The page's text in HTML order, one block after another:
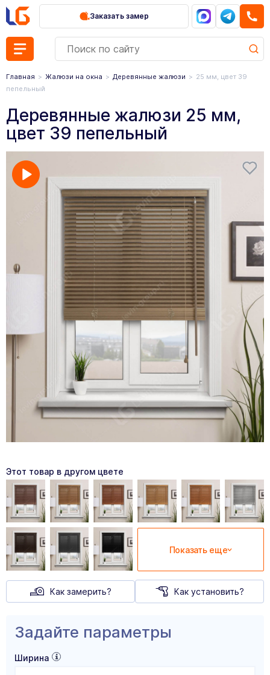
Заказать замер
Главная Жалюзи на окна Деревянные жалюзи
25 мм, цвет 39
пепельный
Деревянные жалюзи 25 мм,
цвет 39 пепельный
Этот товар в другом цвете
Показать еще
Как замерить? Как установить?
Задайте параметры
Ширина